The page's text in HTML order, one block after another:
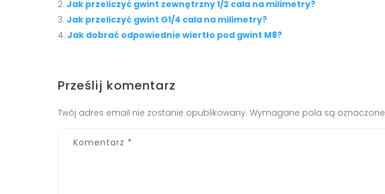
Jak przeliczyć gwint zewnętrzny 1/2 cala na milimetry?
Jak przeliczyć gwint G1/4 cala na milimetry?
Jak dobrać odpowiednie wiertło pod gwint M8?
Prześlij komentarz
Twój adres email nie zostanie opublikowany. Wymagane pola są oznaczone